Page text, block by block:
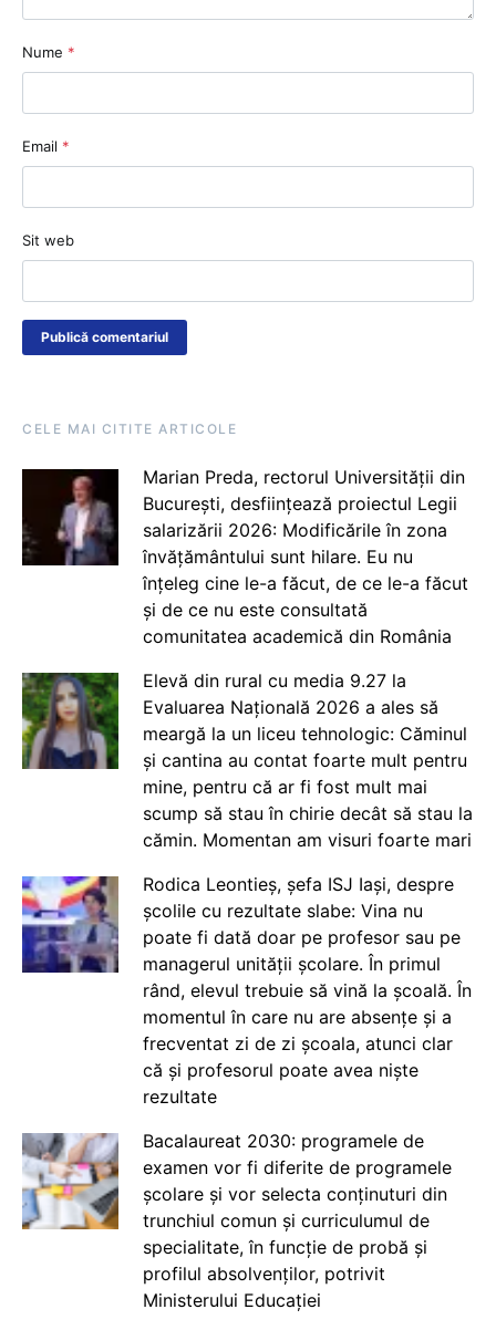
Nume *
Email *
Sit web
CELE MAI CITITE ARTICOLE
Marian Preda, rectorul Universității din
București, desființează proiectul Legii
salarizării 2026: Modificările în zona
învățământului sunt hilare. Eu nu
înțeleg cine le-a făcut, de ce le-a făcut
și de ce nu este consultată
comunitatea academică din România
Elevă din rural cu media 9.27 la
Evaluarea Națională 2026 a ales să
meargă la un liceu tehnologic: Căminul
și cantina au contat foarte mult pentru
mine, pentru că ar fi fost mult mai
scump să stau în chirie decât să stau la
cămin. Momentan am visuri foarte mari
Rodica Leontieș, șefa ISJ Iași, despre
școlile cu rezultate slabe: Vina nu
poate fi dată doar pe profesor sau pe
managerul unității școlare. În primul
rând, elevul trebuie să vină la școală. În
momentul în care nu are absențe și a
frecventat zi de zi școala, atunci clar
că și profesorul poate avea niște
rezultate
Bacalaureat 2030: programele de
examen vor fi diferite de programele
școlare și vor selecta conținuturi din
trunchiul comun și curriculumul de
specialitate, în funcție de probă și
profilul absolvenților, potrivit
Ministerului Educației